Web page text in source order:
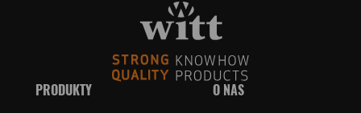
PRODUKTY O NAS